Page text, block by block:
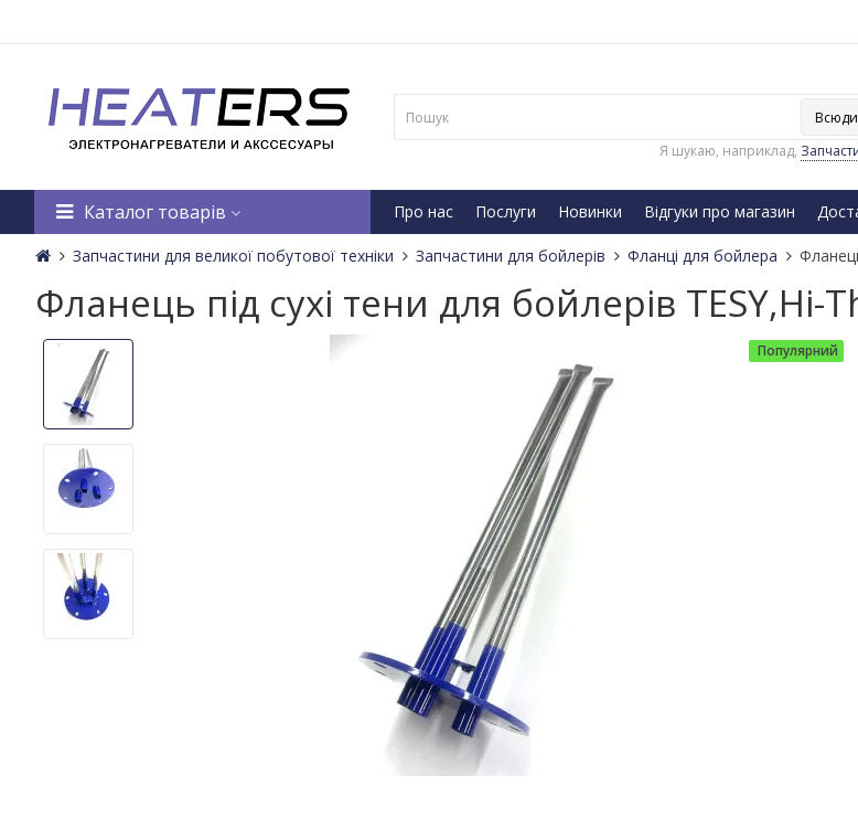
Всюди
Я шукаю, наприклад,
Каталог товарів Про нас Послуги Новинки Відгуки про магазин
Запчастини для великої побутової техніки Запчастини для бойлерів Фланці для бойлера
Фланець під сухі тени для бойлерів
Популярний